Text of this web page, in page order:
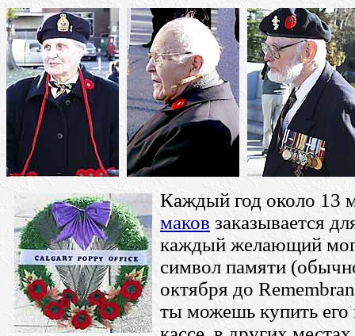
Каждый год около 13
маков заказывается
каждый желающий мог
символ памяти
октября до
ты можешь купить его